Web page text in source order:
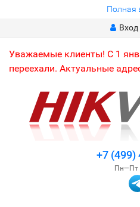
Полная
Вход
Уважаемые клиенты! С 1
переехали. Актуальные
+7 (499)
Пн—Пт